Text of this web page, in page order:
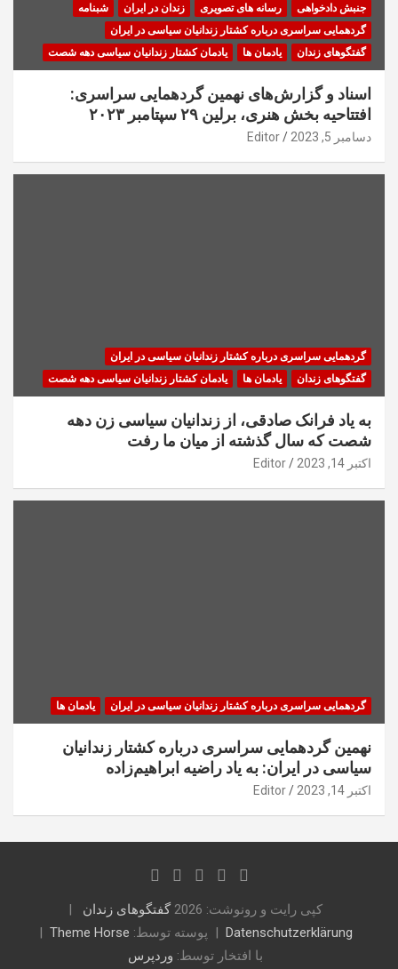
جنبش دادخواهی رسانه های تصویری زندان در ایران
شبنامه
گردهمایی سراسری درباره کشتار زندانیان سیاسی در ایران
گفتگوهای زندان
یادمان ها یادمان کشتار زندانیان سیاسی دهه شصت
اسناد و گزارش‌های نهمین گردهمایی سراسری:
افتتاحیه بخش هنری، برلین ۲۹ سپتامبر ۲۰۲۳
دسامبر 5, 2023 Editor
گردهمایی سراسری درباره کشتار زندانیان سیاسی در ایران
گفتگوهای زندان
یادمان ها یادمان کشتار زندانیان سیاسی دهه شصت
به یاد فرانک صادقی، از زندانیان سیاسی زن دهه
شصت که سال گذشته از میان ما رفت
اکتبر 14, 2023 Editor
گردهمایی سراسری درباره کشتار زندانیان سیاسی در ایران یادمان ها
نهمین گردهمایی سراسری درباره کشتار زندانیان
سیاسی در ایران: به یاد راضیه ابراهیم‌زاده
اکتبر 14, 2023 Editor
کپی رایت و رونوشت: 2026
گفتگوهای زندان
Datenschutzerklärung
پوسته توسط: Theme Horse
با افتخار توسط: وردپرس